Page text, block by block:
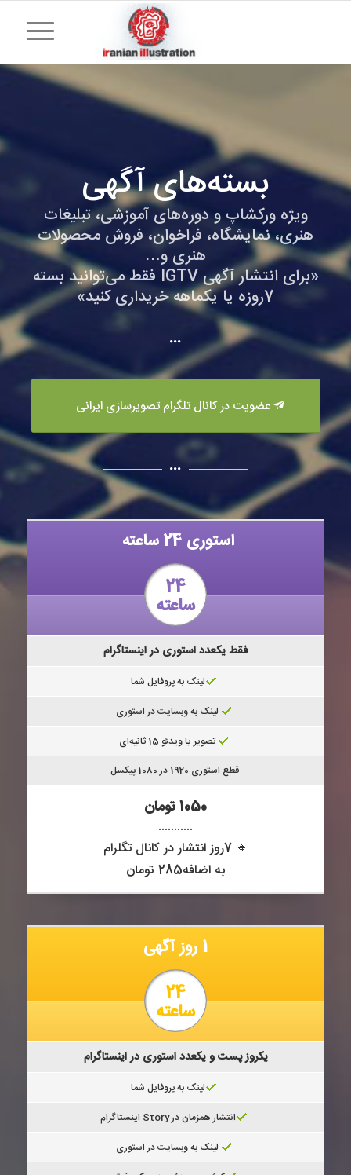
بسته‌های آگهی‌
ویژه ورکشاپ و دوره‌های آموزشی، تبلیغات
هنری، نمایشگاه‌، فراخوان، فروش محصولات
هنری و…
«برای انتشار آگهی IGTV فقط می‌توانید بسته
7روزه یا یکماهه خریداری کنید»
عضویت در کانال تلگرام تصویرسازی ایرانی
استوری 24 ساعته
24
ساعته
فقط یکعدد استوری در اینستاگرام
لینک به پروفایل شما
لینک به وبسایت در استوری
تصویر یا ویدئو 15 ثانیه‌ای
قطع استوری 1920 در 1080 پیکسل
1050 تومان
...........
🔸 7روز انتشار در کانال تگلرام
به اضافه285 تومان
1 روز آگهی
24
ساعته
یکروز پست و یکعدد استوری در اینستاگرام
لینک به پروفایل شما
انتشار همزمان در Story اینستاگرام
لینک به وبسایت در استوری